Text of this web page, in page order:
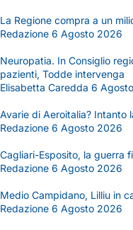
La Regione compra a un
Redazione 6 Agosto 2026
Neuropatia. In Consiglio
pazienti, Todde intervenga
Elisabetta Caredda 6
Avarie di Aeroitalia? Intanto
Redazione 6 Agosto 2026
Cagliari-Esposito, la guerra
Redazione 6 Agosto 2026
Medio Campidano, Lilliu in
Redazione 6 Agosto 2026